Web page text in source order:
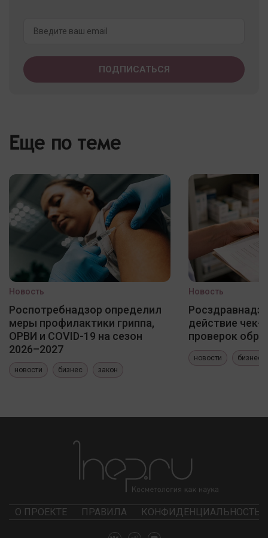
Еще по теме
Новость
Роспотребнадзор определил
меры профилактики гриппа,
ОРВИ и COVID-19 на сезон
2026–2027
новости бизнес закон
Новость
действие чек-
проверок
новости бизнес
О ПРОЕКТЕ ПРАВИЛА КОНФИДЕНЦИАЛЬНОСТЬ